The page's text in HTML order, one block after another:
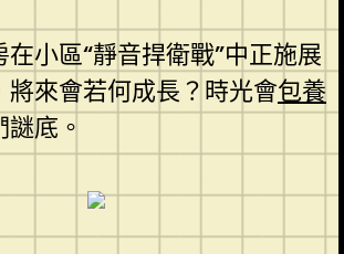
在小區“靜音捍衛戰”中正施展
將來會若何成長？時光會包養
底。